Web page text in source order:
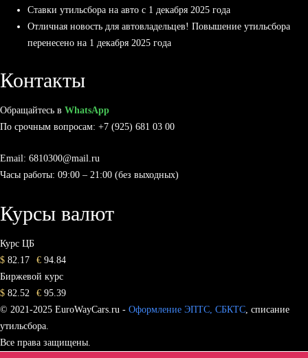
Ставки утильсбора на авто с 1 декабря 2025 года
Отличная новость для автовладельцев! Повышение утильсбора
перенесено на 1 декабря 2025 года
Контакты
Обращайтесь в WhatsApp
По срочным вопросам: +7 (925) 681 03 00
Email: 6810300@mail.ru
Часы работы: 09:00 – 21:00 (без выходных)
Курсы валют
Курс ЦБ
$ 82.17 € 94.84
Биржевой курс
$ 82.52 € 95.39
© 2021-2025 EuroWayCars.ru - Оформление ЭПТС, СБКТС, списание
утильсбора.
Все права защищены.